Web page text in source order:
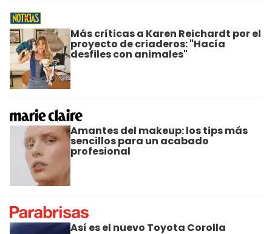
Más críticas a Karen Reichardt por el
proyecto de criaderos: "Hacía
desfiles con animales"
Amantes del makeup: los tips más
sencillos para un acabado
profesional
Así es el nuevo Toyota Corolla